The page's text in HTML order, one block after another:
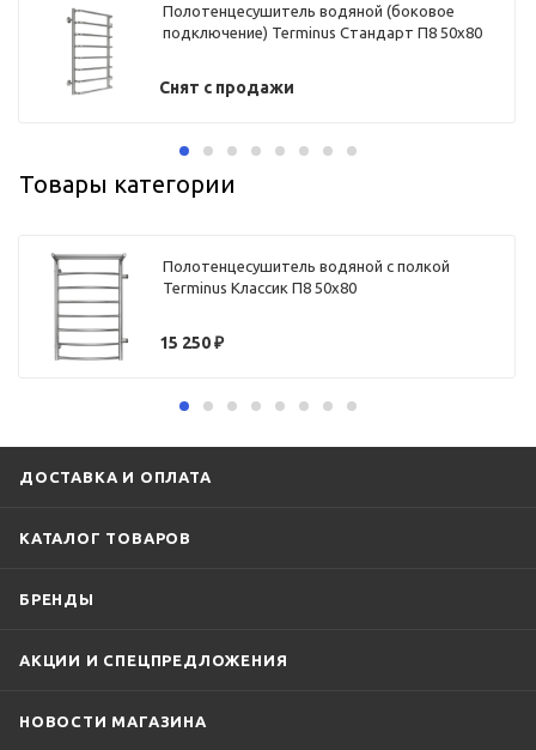
Полотенцесушитель водяной (боковое
подключение) Terminus Стандарт П8 50х80
Снят с продажи
Товары категории
Полотенцесушитель водяной с полкой
Terminus Классик П8 50х80
15 250₽
ДОСТАВКА И ОПЛАТА
КАТАЛОГ ТОВАРОВ
БРЕНДЫ
АКЦИИ И СПЕЦПРЕДЛОЖЕНИЯ
НОВОСТИ МАГАЗИНА